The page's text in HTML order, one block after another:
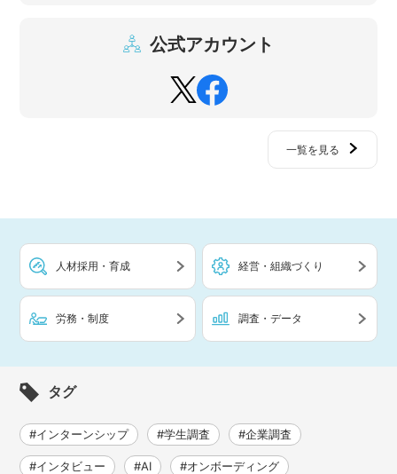
公式アカウント
一覧を見る
人材採用・育成 経営・組織づくり
労務・制度 調査・データ
タグ
#インターンシップ #学生調査 #企業調査
#インタビュー #AI #オンボーディング